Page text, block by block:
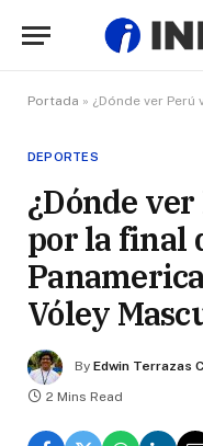
Portada » ¿Dónde ver Perú vs. México
DEPORTES
¿Dónde
por la final
Vóley
By Edwin Terrazas
2 Mins Read